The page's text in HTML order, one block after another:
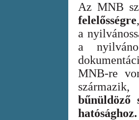
Az MNB
felelősségre
a
a
MNB-re
bűnüldöző
hatósághoz.